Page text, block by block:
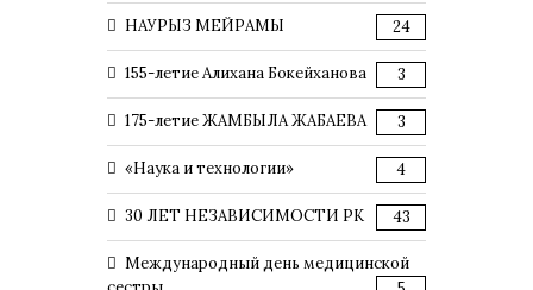
НАУРЫЗ МЕЙРАМЫ 24
155-летие Алихана Бокейханова 3
175-летие ЖАМБЫЛА ЖАБАЕВА 3
«Наука и технологии» 4
30 ЛЕТ НЕЗАВИСИМОСТИ РК 43
Международный день медицинской